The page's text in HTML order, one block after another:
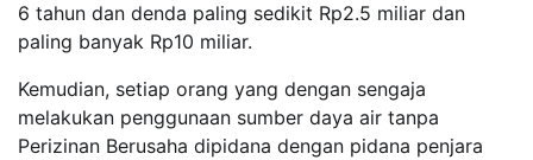
6 tahun dan denda paling sedikit Rp2.5 miliar dan
paling banyak Rp10 miliar.
Kemudian, setiap orang yang dengan sengaja
melakukan penggunaan sumber daya air tanpa
Perizinan Berusaha dipidana dengan pidana penjara